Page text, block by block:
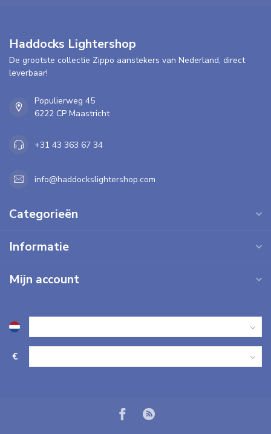
Haddocks Lightershop
De grootste collectie Zippo aanstekers van Nederland, direct
leverbaar!
Populierweg 45
6222 CP Maastricht
+31 43 363 67 34
info@haddockslightershop.com
Categorieën
Informatie
Mijn account
€